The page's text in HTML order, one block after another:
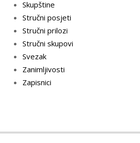
Skupštine
Stručni posjeti
Stručni prilozi
Stručni skupovi
Svezak
Zanimljivosti
Zapisnici